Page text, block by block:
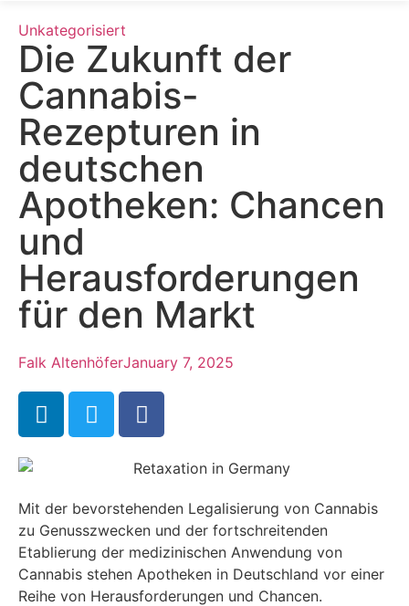
Unkategorisiert
Die Zukunft der
Cannabis-
Rezepturen in
deutschen
Apotheken: Chancen
und
Herausforderungen
für den Markt
Falk AltenhöferJanuary 7, 2025
Mit der bevorstehenden Legalisierung von Cannabis
zu Genusszwecken und der fortschreitenden
Etablierung der medizinischen Anwendung von
Cannabis stehen Apotheken in Deutschland vor einer
Reihe von Herausforderungen und Chancen.